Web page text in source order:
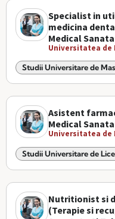
Specialist in
medicina
Medical
Universitatea de
Studii Universitare de
Asistent
Medical
Universitatea de
Studii Universitare de
Nutritionist si
(Terapie si